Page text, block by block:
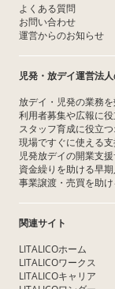
よくある質問
お問い合わせ
運営からのお知らせ
児発・放デイ運営法
放デイ・児発の業務
利用者募集や広報に
スタッフ育成に役立
現場ですぐに使える
児発放デイの開業支
資金繰りを助ける早
事業譲渡・売買を助
関連サイト
LITALICOホーム
LITALICOワークス
LITALICOキャリア